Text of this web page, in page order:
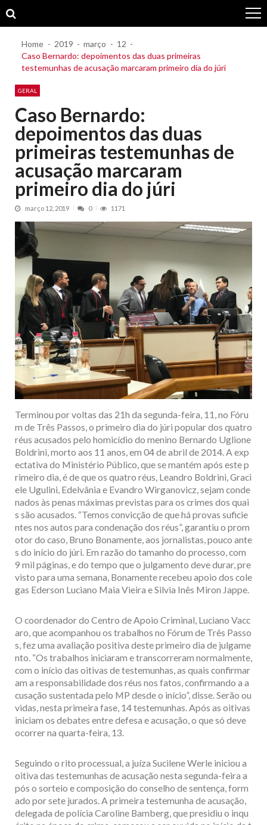
to
to
Home 2019 março
12
Caso Bernardo: depoimentos das duas primeiras
testemunhas de acusação marcaram primeiro dia do júri
GERAL
Caso Bernardo:
depoimentos das duas
primeiras testemunhas de
acusação marcaram
primeiro dia do júri
março 12, 2019 0 1171
Terminou por voltas das 21h da segunda-feira, 11, no Fóru
m de Três Passos, o primeiro dia do júri popular dos quatro
réus acusados pelo homicídio do menino Bernardo Uglione
Boldrini, morto aos 11 anos, em 04 de abril de 2014. A exp
ectativa do Ministério Público, que se mantém após este p
rimeiro dia, é de que os quatro réus, Leandro Boldrini, Graci
ele Ugulini, Edelvânia e Evandro Wirganovicz, sejam conde
nados às penas máximas previstas para os crimes dos quai
s são acusados. “Temos convicção de que há provas suficie
ntes nos autos para condenação dos réus”, garantiu o prom
otor do caso, Bruno Bonamente, aos jornalistas, pouco ante
s do início do júri. Em razão do tamanho do processo, com
9 mil páginas, e do tempo que o julgamento deve durar, pre
visto para uma semana, Bonamente recebeu apoio dos cole
gas Ederson Luciano Maia Vieira e Silvia Inês Miron Jappe.
O coordenador do Centro de Apoio Criminal, Luciano Vacc
aro, que acompanhou os trabalhos no Fórum de Três Passo
s, fez uma avaliação positiva deste primeiro dia de julgame
nto. “Os trabalhos iniciaram e transcorreram normalmente,
com o início das oitivas de testemunhas, as quais confirmar
am a responsabilidade dos réus nos fatos, confirmando a a
cusação sustentada pelo MP desde o início”, disse. Serão ou
vidas, nesta primeira fase, 14 testemunhas. Após as oitivas
iniciam os debates entre defesa e acusação, o que só deve
ocorrer na quarta-feira, 13.
Seguindo o rito processual, a juíza Sucilene Werle iniciou a
oitiva das testemunhas de acusação nesta segunda-feira a
pós o sorteio e composição do conselho de sentença, form
ado por sete jurados. A primeira testemunha de acusação,
delegada de polícia Caroline Bamberg, que presidiu o inqu